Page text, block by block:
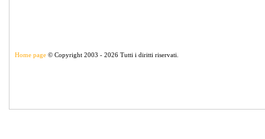
Home page © Copyright 2003 - 2026 Tutti i diritti riservati.